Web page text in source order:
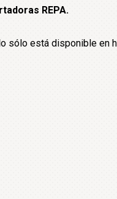
REPA.
sólo está disponible en